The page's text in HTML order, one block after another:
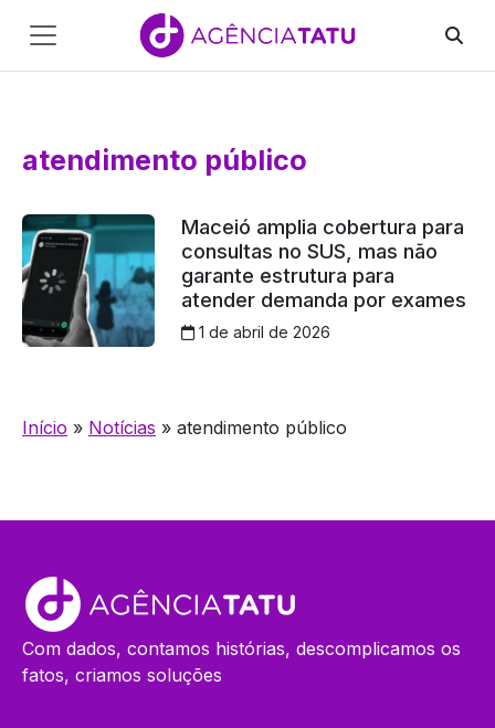
Main
Navigation
atendimento público
Maceió amplia cobertura para
consultas no SUS, mas não
garante estrutura para
atender demanda por exames
1 de abril de 2026
Início » Notícias » atendimento público
Com dados, contamos histórias, descomplicamos os
fatos, criamos soluções